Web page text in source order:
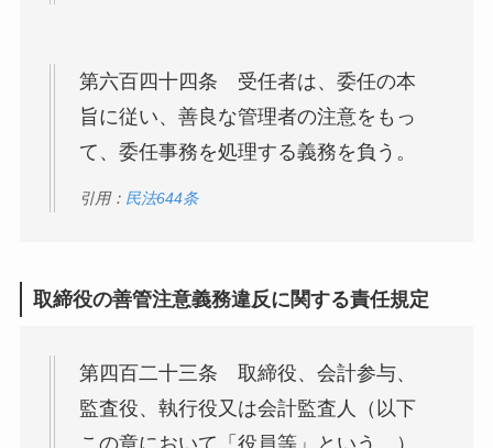
第六百四十四条 受任者は、委任の本
旨に従い、善良な管理者の注意をもっ
て、委任事務を処理する義務を負う。
引用： 民法644条
取締役の善管注意義務違反に関する責任規定
第四百二十三条 取締役、会計参与、
監査役、執行役又は会計監査人（以下